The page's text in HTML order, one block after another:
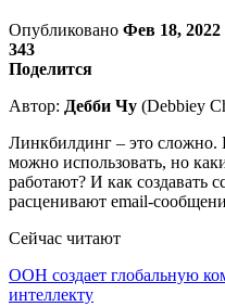
Опубликовано Фев 18, 2022
343
Поделится
Автор: Дебби Чу (Debbiey
Линкбилдинг – это сложно.
можно использовать, но
работают? И как создавать
расценивают email-
Сейчас читают
ООН создает глобальную
интеллекту